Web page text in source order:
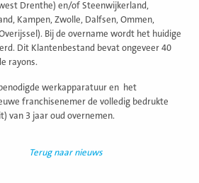
Drenthe) en/of Steenwijkerland,
Kampen, Zwolle, Dalfsen, Ommen,
Bij de overname wordt het huidige
Dit Klantenbestand bevat ongeveer 40
rayons.
werkapparatuur en het
franchisenemer de volledig bedrukte
van 3 jaar oud overnemen.
Terug naar nieuws